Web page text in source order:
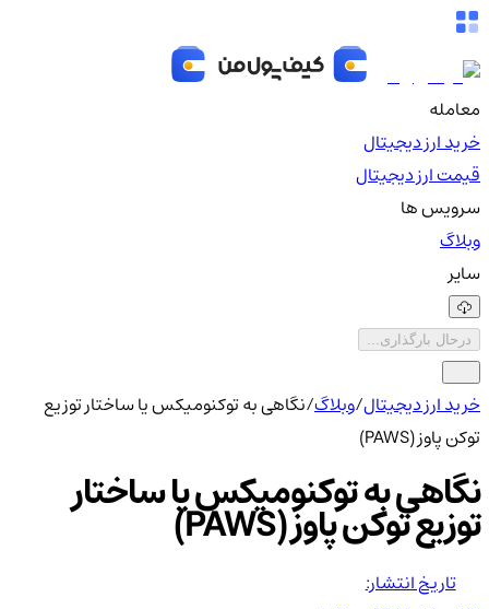
معامله
خرید ارز دیجیتال
قیمت ارز دیجیتال
سرویس ها
وبلاگ
سایر
درحال بارگذاری...
خرید ارز دیجیتال/وبلاگ/نگاهی به توکنومیکس یا ساختار توزیع
توکن پاوز (PAWS)
نگاهی به توکنومیکس یا ساختار
توزیع توکن پاوز (PAWS)
تاریخ انتشار: